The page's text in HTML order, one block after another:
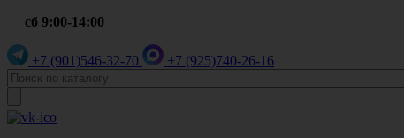
сб 9:00-14:00
+7 (901)546-32-70 +7 (925)740-26-16